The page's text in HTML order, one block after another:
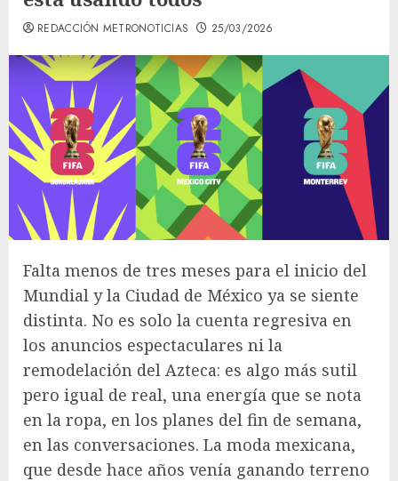
REDACCIÓN METRONOTICIAS 25/03/2026
Falta menos de tres meses para el inicio del
Mundial y la Ciudad de México ya se siente
distinta. No es solo la cuenta regresiva en
los anuncios espectaculares ni la
remodelación del Azteca: es algo más sutil
pero igual de real, una energía que se nota
en la ropa, en los planes del fin de semana,
en las conversaciones. La moda mexicana,
que desde hace años venía ganando terreno